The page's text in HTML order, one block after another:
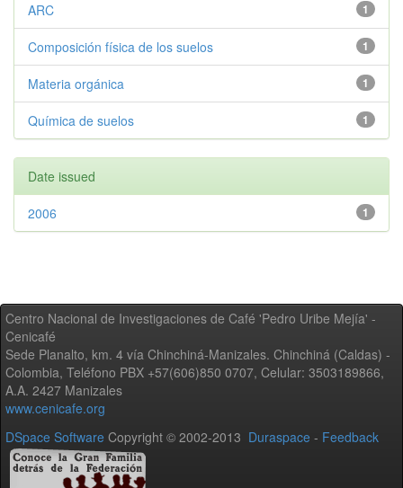
1
ARC
1
Composición física de los suelos
1
Materia orgánica
1
Química de suelos
Date issued
1
2006
Centro Nacional de Investigaciones de Café 'Pedro Uribe Mejía' -
Cenicafé
Sede Planalto, km. 4 vía Chinchiná-Manizales. Chinchiná (Caldas) -
Colombia, Teléfono PBX +57(606)850 0707, Celular: 3503189866,
A.A. 2427 Manizales
www.cenicafe.org
DSpace Software Copyright © 2002-2013 Duraspace - Feedback